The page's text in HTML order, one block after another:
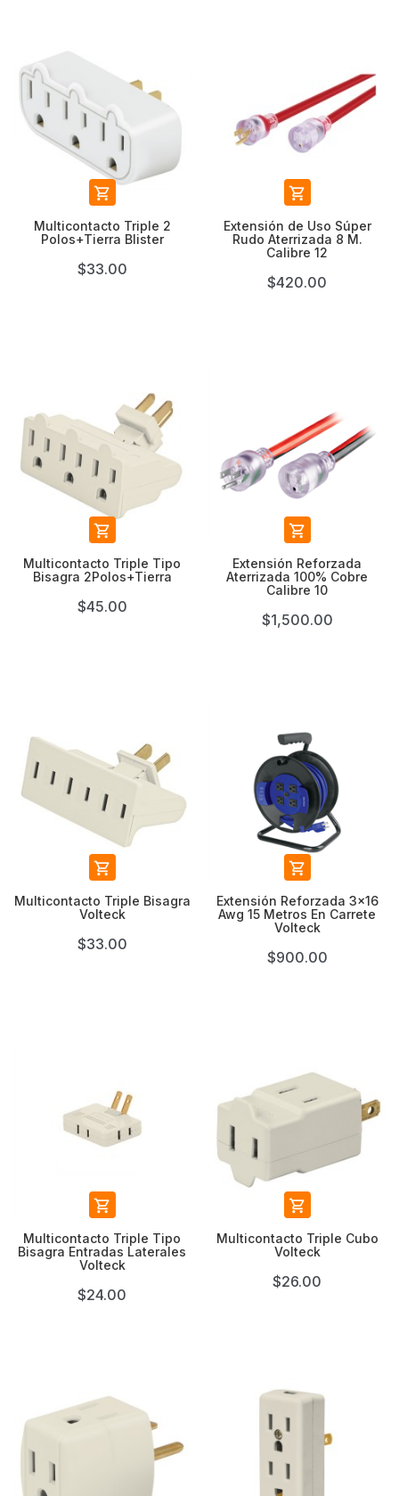

Multicontacto Triple 2
Polos+Tierra Blister
$33.00

Extensión de Uso Súper
Rudo Aterrizada 8 M.
Calibre 12
$420.00

Multicontacto Triple Tipo
Bisagra 2Polos+Tierra
$45.00

Extensión Reforzada
Aterrizada 100% Cobre
Calibre 10
$1,500.00

Multicontacto Triple Bisagra
Volteck
$33.00

Extensión Reforzada 3x16
Awg 15 Metros En Carrete
Volteck
$900.00

Multicontacto Triple Tipo
Bisagra Entradas Laterales
Volteck
$24.00

Multicontacto Triple Cubo
Volteck
$26.00